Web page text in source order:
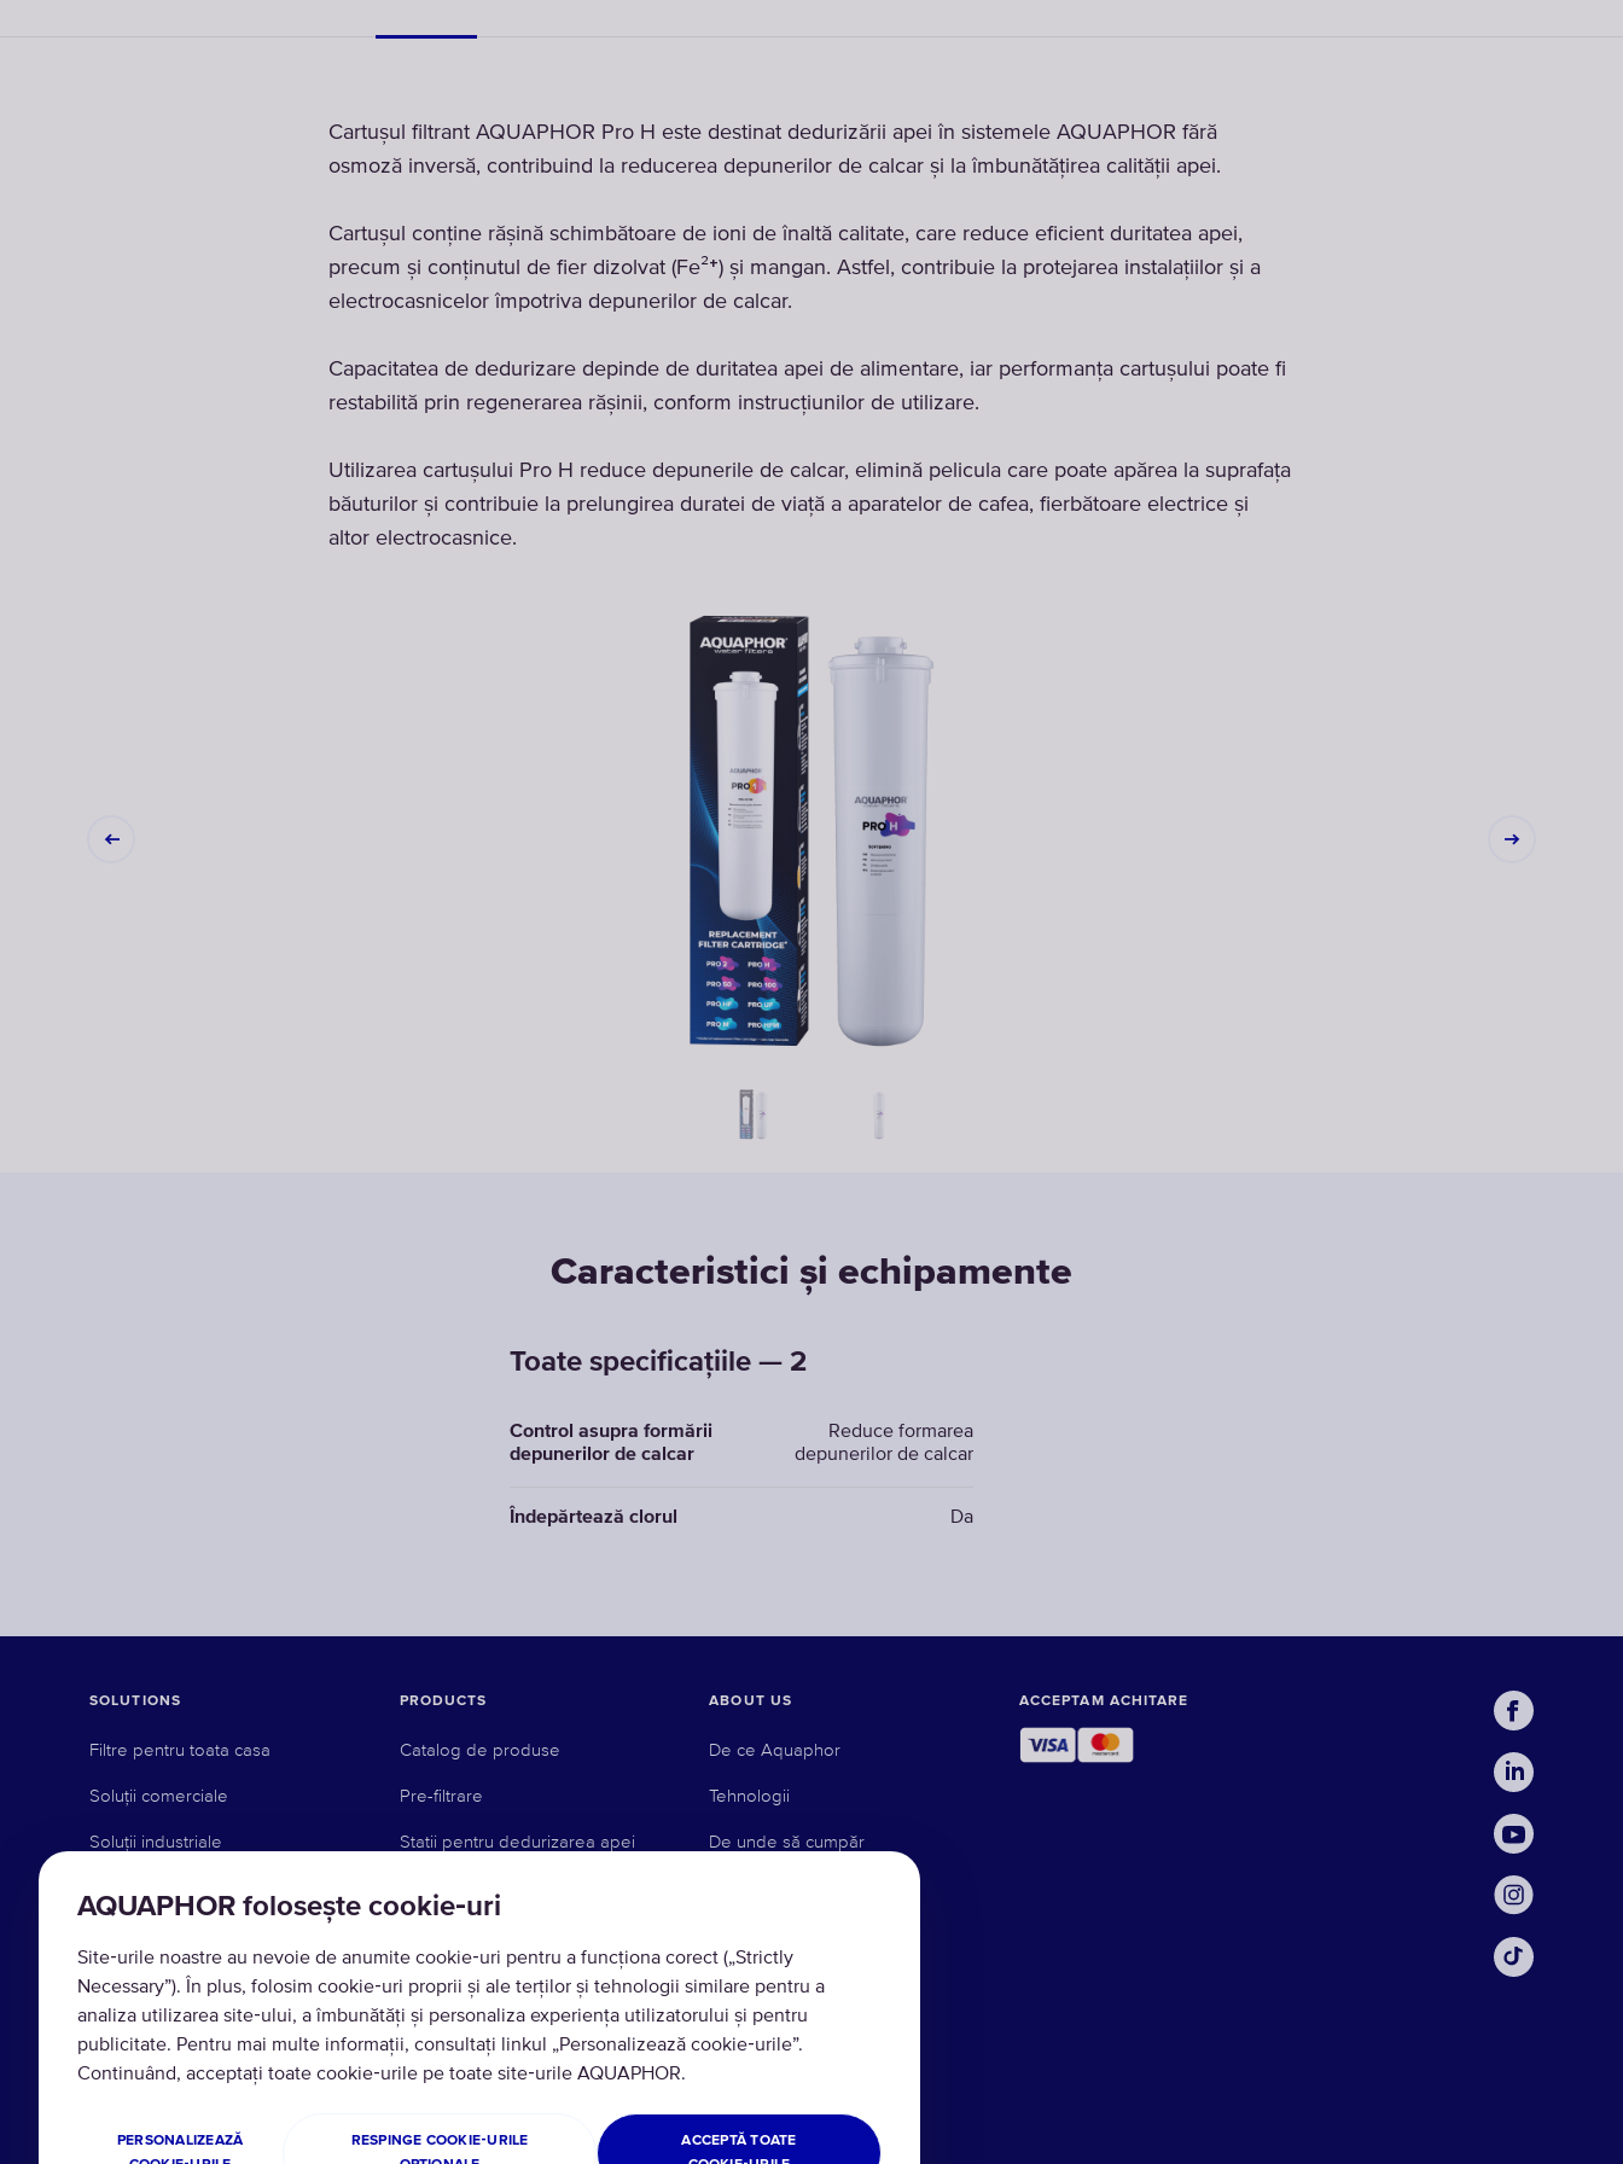
Cartușul filtrant AQUAPHOR Pro H este destinat dedurizării apei în sistemele AQUAPHOR fără
osmoză inversă, contribuind la reducerea depunerilor de calcar și la îmbunătățirea calității apei.
Cartușul conține rășină schimbătoare de ioni de înaltă calitate, care reduce eficient duritatea apei,
precum și conținutul de fier dizolvat (Fe²⁺) și mangan. Astfel, contribuie la protejarea instalațiilor și a
electrocasnicelor împotriva depunerilor de calcar.
Capacitatea de dedurizare depinde de duritatea apei de alimentare, iar performanța cartușului poate fi
restabilită prin regenerarea rășinii, conform instrucțiunilor de utilizare.
Utilizarea cartușului Pro H reduce depunerile de calcar, elimină pelicula care poate apărea la suprafața
băuturilor și contribuie la prelungirea duratei de viață a aparatelor de cafea, fierbătoare electrice și
altor electrocasnice.
Caracteristici și echipamente
Toate specificațiile — 2
Control asupra formării
depunerilor de calcar
Reduce formarea
depunerilor de calcar
Îndepărtează clorul Da
AQUAPHOR folosește cookie‑uri
Site‑urile noastre au nevoie de anumite cookie‑uri pentru a funcționa corect („Strictly
Necessary”). În plus, folosim cookie‑uri proprii și ale terților și tehnologii similare pentru a
analiza utilizarea site‑ului, a îmbunătăți și personaliza experiența utilizatorului și pentru
publicitate. Pentru mai multe informații, consultați linkul „Personalizează cookie‑urile”.
Continuând, acceptați toate cookie‑urile pe toate site‑urile AQUAPHOR.
PERSONALIZEAZĂ
RESPINGE COOKIE‑URILE
ACCEPTĂ TOATE
SOLUTIONS
Filtre pentru toata casa
Soluții comerciale
Soluții industriale
PRODUCTS
Catalog de produse
Pre-filtrare
Statii pentru dedurizarea apei
Cani filtrante
Sisteme de osmoză inversă
Sisteme de instalare sub chiuveta
ABOUT US
De ce Aquaphor
Tehnologii
De unde să cumpăr
ACCEPTAM ACHITARE